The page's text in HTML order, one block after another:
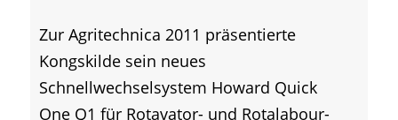
Zur Agritechnica 2011 präsentierte
Kongskilde sein neues
Schnellwechselsystem Howard Quick
One Q1 für Rotavator- und Rotalabour-